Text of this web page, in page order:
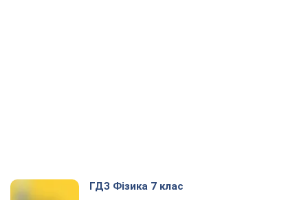
ГДЗ Фізика 7 клас